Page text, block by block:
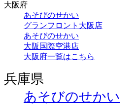
大阪府
あそびのせかい
グランフロント大阪店
あそびのせかい
大阪国際空港店
大阪府一覧はこちら
兵庫県
あそびのせかい